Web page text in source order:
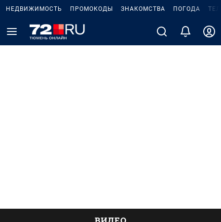
НЕДВИЖИМОСТЬ ПРОМОКОДЫ ЗНАКОМСТВА ПОГОДА